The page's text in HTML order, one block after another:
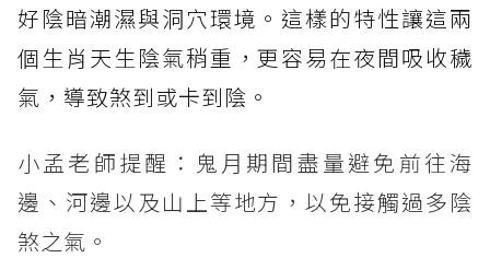
好陰暗潮濕與洞穴環境。這樣的特性讓這兩
個生肖天生陰氣稍重，更容易在夜間吸收穢
氣，導致煞到或卡到陰。
小孟老師提醒：鬼月期間盡量避免前往海
邊、河邊以及山上等地方，以免接觸過多陰
煞之氣。